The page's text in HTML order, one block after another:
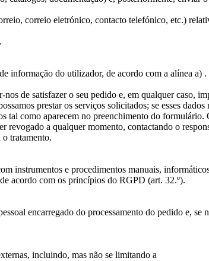
correio eletrónico, contacto telefónico, etc.)
informação do utilizador, de acordo com a alínea
de satisfazer o seu pedido e, em qualquer caso,
prestar os serviços solicitados; se esses
tal como aparecem no preenchimento do
a qualquer momento, contactando o
tratamento.
instrumentos e procedimentos manuais,
acordo com os princípios do RGPD (art. 32.º).
encarregado do processamento do pedido e,
incluindo, mas não se limitando a